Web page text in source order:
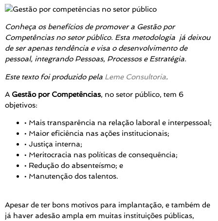
Conheça os benefícios de promover a Gestão por
Competências no setor público. Esta metodologia já deixou
de ser apenas tendência e visa o desenvolvimento de
pessoal, integrando Pessoas, Processos e Estratégia.
Este texto foi produzido pela Leme Consultoria.
A Gestão por Competências, no setor público, tem 6
objetivos:
• Mais transparência na relação laboral e interpessoal;
• Maior eficiência nas ações institucionais;
• Justiça interna;
• Meritocracia nas políticas de consequência;
• Redução do absenteísmo; e
• Manutenção dos talentos.
Apesar de ter bons motivos para implantação, e também de
já haver adesão ampla em muitas instituições públicas,